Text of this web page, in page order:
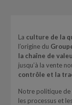
La culture de la
l’origine du
la chaîne de
jusqu’à la vente
contrôle et la
Notre politique de
les processus et